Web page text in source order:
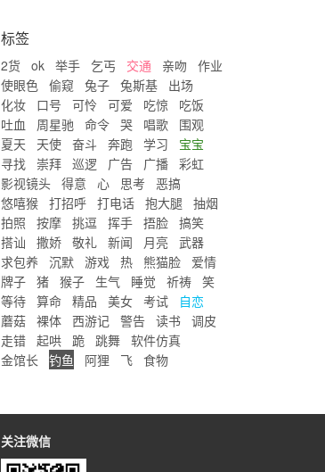
标签
2货 ok 举手 乞丐 交通 亲吻
作业
使眼色
偷窥 兔子 兔斯基
出场
化妆
口号 可怜 可爱 吃惊
吃饭
吐血
周星驰 命令 哭 唱歌
围观
夏天
天使 奋斗 奔跑 学习
宝宝
寻找
崇拜 巡逻 广告 广播
彩虹
影视镜头
得意 心 思考
恶搞
悠嘻猴
打招呼 打电话 抱大腿
抽烟
拍照
按摩 挑逗 挥手 捂脸
搞笑
搭讪
撒娇 敬礼 新闻 月亮
武器
求包养
沉默 游戏 热 熊猫脸
爱情
牌子
猪 猴子 生气 睡觉 祈祷
笑
等待
算命 精品 美女 考试
自恋
蘑菇
裸体 西游记 警告 读书
调皮
走错
起哄 跪 跳舞
软件仿真
金馆长
钓鱼 阿狸 飞 食物
关注微信